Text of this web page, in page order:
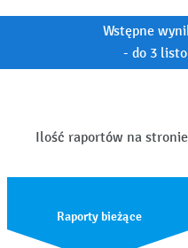
Wstępne
- do 3
Ilość raportów na
Raporty bieżące